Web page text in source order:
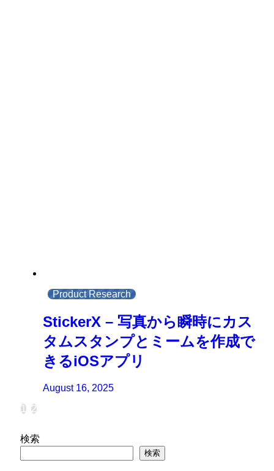
Product Research
StickerX – 写真から瞬時にカス
タムスタンプとミームを作成で
きるiOSアプリ
August 16, 2025
1 2
検索
検索